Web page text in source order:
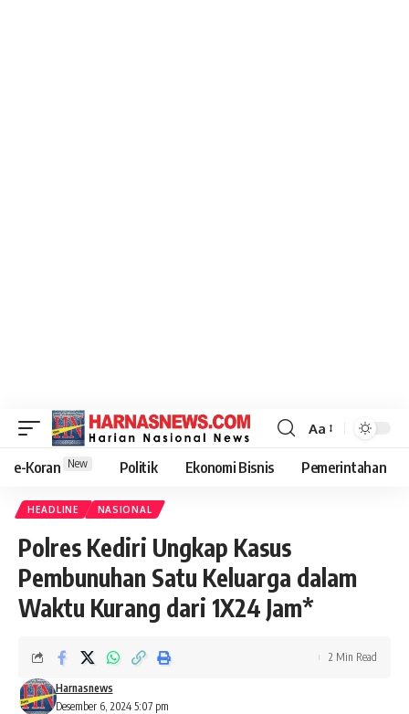
Aa
e-Koran New Politik Ekonomi Bisnis Pemerintahan
HEADLINE NASIONAL
Polres Kediri Ungkap Kasus
Pembunuhan Satu Keluarga dalam
Waktu Kurang dari 1X24 Jam*
Desember 6, 2024 5:07 pm
Harnasnews
2 Min Read